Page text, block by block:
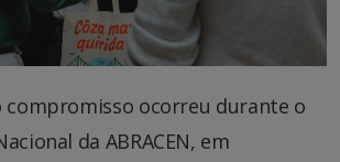
compromisso ocorreu durante o
da ABRACEN, em